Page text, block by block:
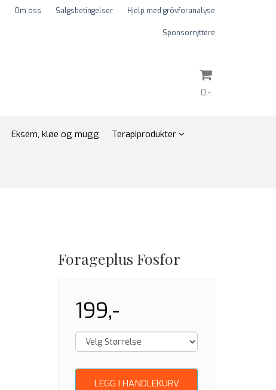
Om oss Salgsbetingelser Hjelp med grôvforanalyse
Sponsorryttere
0,-
Eksem, kløe og mugg Terapiprodukter
Forageplus Fosfor
199,-
LEGG I HANDLEKURV